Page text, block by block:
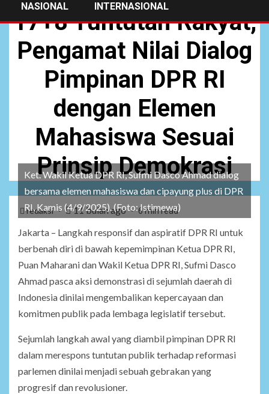
NASIONAL INTERNASIONAL
17+8 Tuntutan Rakyat,
Pengamat Nilai Dialog
Pimpinan DPR RI
dengan Elemen
Mahasiswa Sesuai
Prinsip Demokrasi
redaksi 11 bulan ago 6 min read
Ket. Wakil Ketua DPR RI, Sufmi Dasco Ahmad dialog
bersama elemen mahasiswa dan cipayung plus di DPR
RI, Kamis (4/9/2025). (Foto: Istimewa)
Jakarta – Langkah responsif dan aspiratif DPR RI untuk
berbenah diri di bawah kepemimpinan Ketua DPR RI,
Puan Maharani dan Wakil Ketua DPR RI, Sufmi Dasco
Ahmad pasca aksi demonstrasi di sejumlah daerah di
Indonesia dinilai mengembalikan kepercayaan dan
komitmen publik pada lembaga legislatif tersebut.
Sejumlah langkah awal yang diambil pimpinan DPR RI
dalam merespons tuntutan publik terhadap reformasi
parlemen dinilai menjadi sebuah gebrakan yang
progresif dan revolusioner.